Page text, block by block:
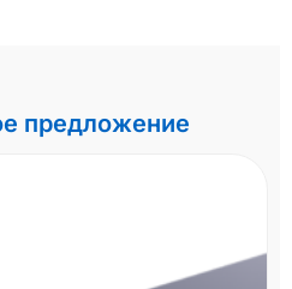
предложение